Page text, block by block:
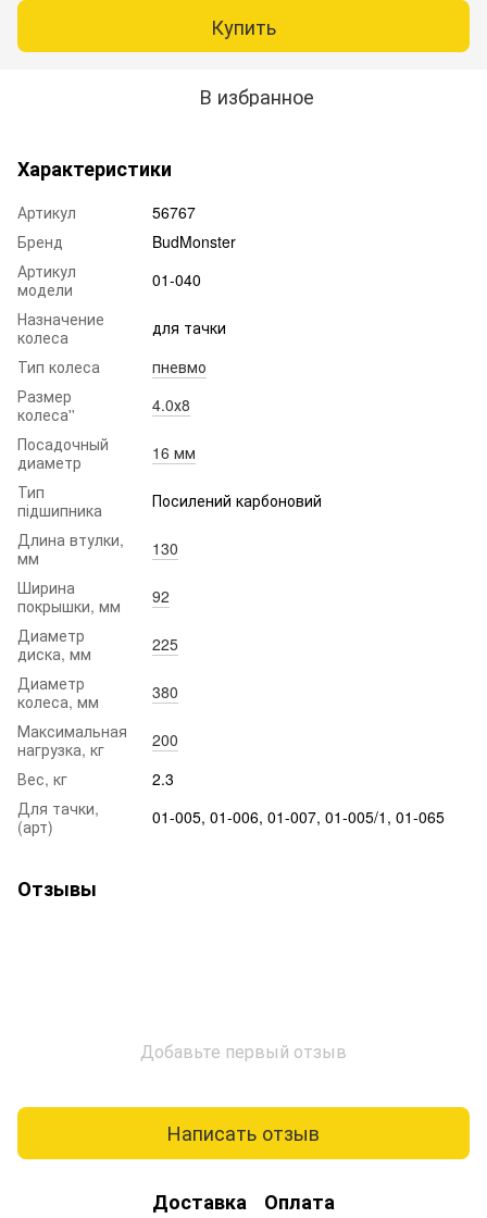
Купить
В избранное
Характеристики
Артикул
56767
Бренд
BudMonster
Артикул
модели
01-040
Назначение
колеса
для тачки
Тип колеса
пневмо
Размер
колеса''
4.0х8
Посадочный
диаметр
16 мм
Тип
підшипника
Посилений карбоновий
Длина втулки,
мм
130
Ширина
покрышки, мм
92
Диаметр
диска, мм
225
Диаметр
колеса, мм
380
Максимальная
нагрузка, кг
200
Вес, кг
2.3
Для тачки,
(арт)
01-005, 01-006, 01-007, 01-005/1, 01-065
Отзывы
Добавьте первый отзыв
Написать отзыв
Доставка Оплата